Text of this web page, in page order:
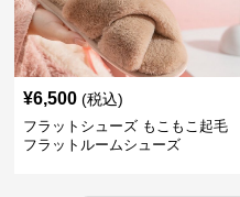
¥6,500 (税込)
フラットシューズ もこもこ起毛
フラットルームシューズ